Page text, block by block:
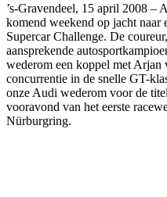
’s-Gravendeel, 15 april 2008 –
komend weekend op jacht naar
Supercar Challenge. De
aansprekende
wederom een koppel met
concurrentie in de snelle GT-
onze Audi wederom voor de
vooravond van het eerste
Nürburgring.